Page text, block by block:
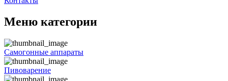
Меню категории
Самогонные аппараты
Пивоварение